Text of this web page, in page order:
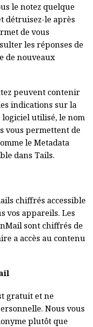
le notez quelque
détruisez-le après
de vous
les réponses de
de nouveaux
peuvent contenir
indications sur la
logiciel utilisé, le nom
vous permettent de
le Metadata
dans Tails.
chiffrés accessible
vos appareils. Les
sont chiffrés de
a accès au contenu
gratuit et ne
Nous vous
plutôt que